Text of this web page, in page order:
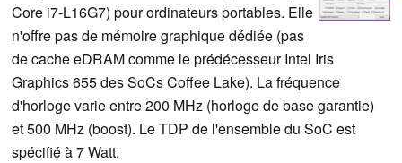
Core i7-L16G7) pour ordinateurs portables. Elle
n'offre pas de mémoire graphique dédiée (pas
de cache eDRAM comme le prédécesseur Intel Iris
Graphics 655 des SoCs Coffee Lake). La fréquence
d'horloge varie entre 200 MHz (horloge de base garantie)
et 500 MHz (boost). Le TDP de l'ensemble du SoC est
spécifié à 7 Watt.